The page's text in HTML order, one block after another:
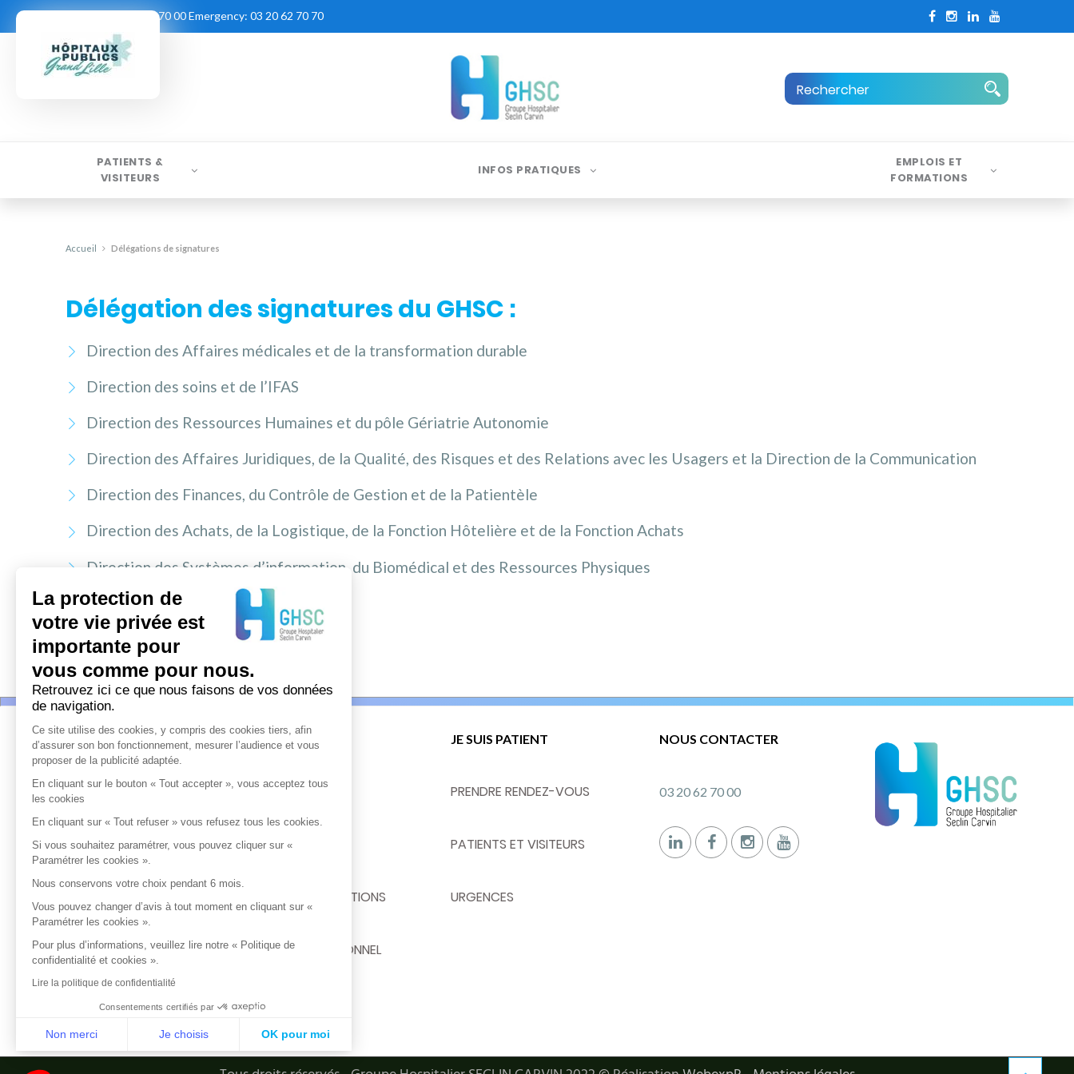
03 20 62 70 00Emergency: 03 20 62 70 70
PATIENTS &
VISITEURS
INFOS PRATIQUES
EMPLOIS ET
FORMATIONS
Accueil Délégations de signatures
Délégation des signatures du GHSC :
Direction des Affaires médicales et de la transformation durable
Direction des soins et de l’IFAS
Direction des Ressources Humaines et du pôle Gériatrie Autonomie
Direction des Affaires Juridiques, de la Qualité, des Risques et des Relations avec les Usagers et la Direction de la Communication
Direction des Finances, du Contrôle de Gestion et de la Patientèle
Direction des Achats, de la Logistique, de la Fonction Hôtelière et de la Fonction Achats
Direction des Systèmes d’information, du Biomédical et des Ressources Physiques
Gardes de Direction
ACCÈS RAPIDE
NOS SERVICES
INFOS PRATIQUES
EMPLOIS ET FORMATIONS
PORTAIL PROFESSIONNEL
JE SUIS PATIENT
PRENDRE RENDEZ-VOUS
PATIENTS ET VISITEURS
URGENCES
NOUS CONTACTER
03 20 62 70 00
La protection de
votre vie privée est
importante pour
vous comme pour nous.
Retrouvez ici ce que nous faisons de vos données
de navigation.
Ce site utilise des cookies, y compris des cookies tiers, afin
d’assurer son bon fonctionnement, mesurer l’audience et vous
proposer de la publicité adaptée.
En cliquant sur le bouton « Tout accepter », vous acceptez tous
les cookies
En cliquant sur « Tout refuser » vous refusez tous les cookies.
Si vous souhaitez paramétrer, vous pouvez cliquer sur «
Paramétrer les cookies ».
Nous conservons votre choix pendant 6 mois.
Vous pouvez changer d’avis à tout moment en cliquant sur «
Paramétrer les cookies ».
Pour plus d’informations, veuillez lire notre « Politique de
confidentialité et cookies ».
Lire la politique de confidentialité
Consentements certifiés par
Non merci Je choisis OK pour moi
Axeptio consent
Plateforme de Gestion du Consentement : Personnalisez vos Options